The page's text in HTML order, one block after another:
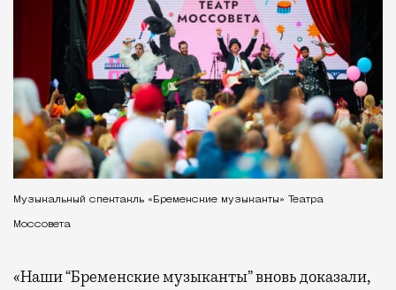
Музыкальный спектакль «Бременские музыканты» Театра
Моссовета
«Наши “Бременские музыканты” вновь доказали,